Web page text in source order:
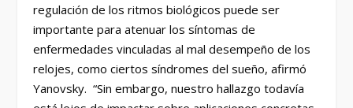
regulación de los ritmos biológicos puede ser
importante para atenuar los síntomas de
enfermedades vinculadas al mal desempeño de los
relojes, como ciertos síndromes del sueño, afirmó
Yanovsky. “Sin embargo, nuestro hallazgo todavía